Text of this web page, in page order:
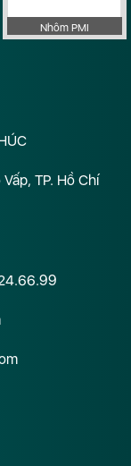
Nhôm PMI
TP. Hồ Chí